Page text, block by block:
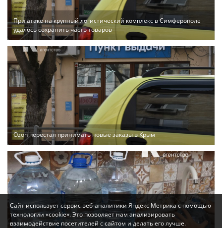
При атаке на крупный логистический комплекс в Симферополе
удалось сохранить часть товаров
Ozon перестал принимать новые заказы в Крым
Сайт использует сервис веб-аналитики Яндекс Метрика с помощью
технологии «cookie». Это позволяет нам анализировать
взаимодействие посетителей с сайтом и делать его лучше.